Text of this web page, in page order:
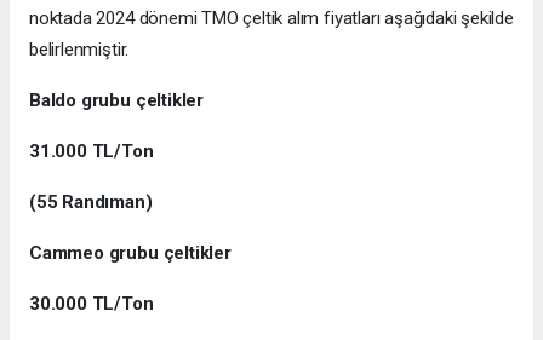
noktada 2024 dönemi TMO çeltik alım fiyatları aşağıdaki şekilde
belirlenmiştir.
Baldo grubu çeltikler
31.000 TL/Ton
(55 Randıman)
Cammeo grubu çeltikler
30.000 TL/Ton